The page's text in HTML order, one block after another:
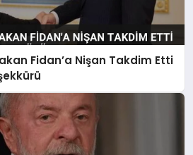
Fidan’a Nişan Takdim Etti